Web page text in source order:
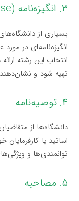
۳. انگیزه‌نامه (Statement of Purpose)
بسیاری از
انگیزه‌نامه‌ای در
انتخاب این رشته
تهیه شود و
۴. توصیه‌نامه
دانشگاه‌ها از
اساتید یا کارفرمایان
توانمندی‌ها و
۵. مصاحبه